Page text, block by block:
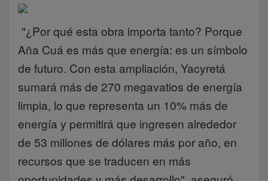
"¿Por qué esta obra importa tanto? Porque
Aña Cuá es más que energía: es un símbolo
de futuro. Con esta ampliación, Yacyretá
sumará más de 270 megavatios de energía
limpia, lo que representa un 10% más de
energía y permitirá que ingresen alrededor
de 53 millones de dólares más por año, en
recursos que se traducen en más